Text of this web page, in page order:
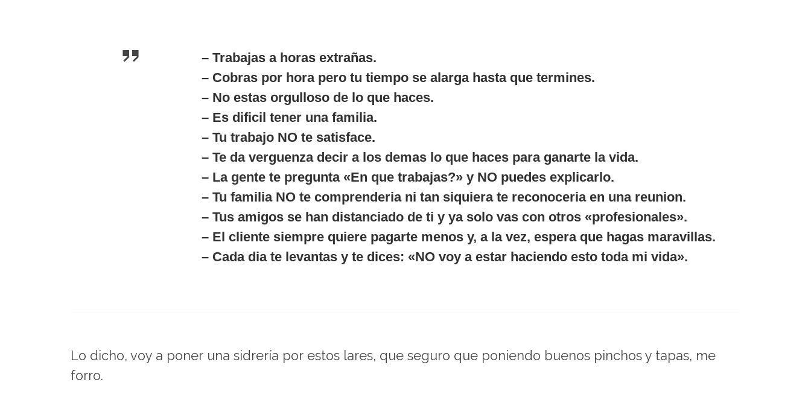
– Trabajas a horas extrañas.
– Cobras por hora pero tu tiempo se alarga hasta que termines.
– No estas orgulloso de lo que haces.
– Es dificil tener una familia.
– Tu trabajo NO te satisface.
– Te da verguenza decir a los demas lo que haces para ganarte la vida.
– La gente te pregunta «En que trabajas?» y NO puedes explicarlo.
– Tu familia NO te comprenderia ni tan siquiera te reconoceria en una reunion.
– Tus amigos se han distanciado de ti y ya solo vas con otros «profesionales».
– El cliente siempre quiere pagarte menos y, a la vez, espera que hagas maravillas.
– Cada dia te levantas y te dices: «NO voy a estar haciendo esto toda mi vida».
Lo dicho, voy a poner una sidrería por estos lares, que seguro que poniendo buenos pinchos y tapas, me
forro.